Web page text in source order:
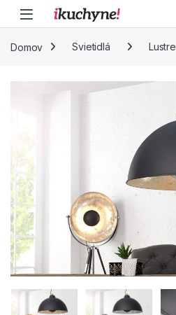
Skip to navigation
Skip to content
Domov Svietidlá Lustre